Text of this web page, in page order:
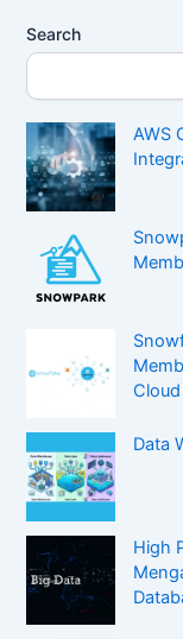
Search
AWS
Cloud
Data
High